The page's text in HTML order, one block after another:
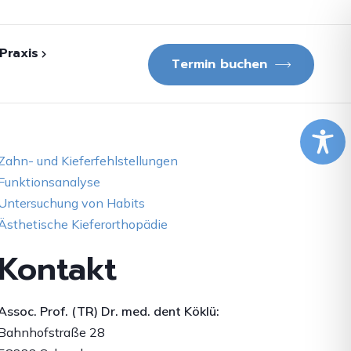
Praxis
(TR) Dr. med.
Termin buchen
und Kieferfehlstellungen
von Habits
Kieferorthopädie
Kontakt
Prof. (TR) Dr. med. dent Köklü:
28